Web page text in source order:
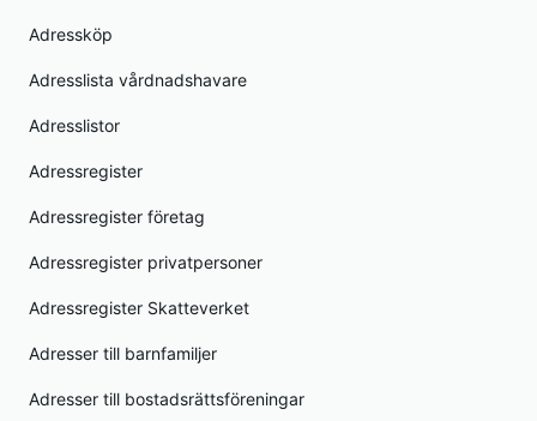
Adressköp
Adresslista vårdnadshavare
Adresslistor
Adressregister
Adressregister företag
Adressregister privatpersoner
Adressregister Skatteverket
Adresser till barnfamiljer
Adresser till bostadsrättsföreningar